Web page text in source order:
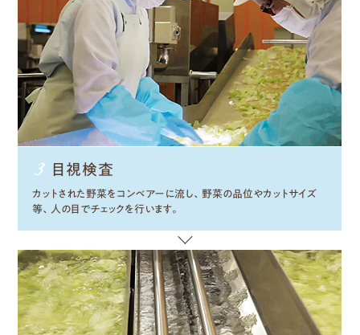
目視 検査
カットされた野菜をコンベアーに流し、野菜の品位やカットサイズ
等、人の目でチェックを行います。